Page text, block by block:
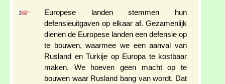
Europese landen stemmen hun
defensieuitgaven op elkaar af. Gezamenlijk
dienen de Europese landen een defensie op
te bouwen, waarmee we een aanval van
Rusland en Turkije op Europa te kostbaar
maken. We hoeven geen macht op te
bouwen waar Rusland bang van wordt. Dat